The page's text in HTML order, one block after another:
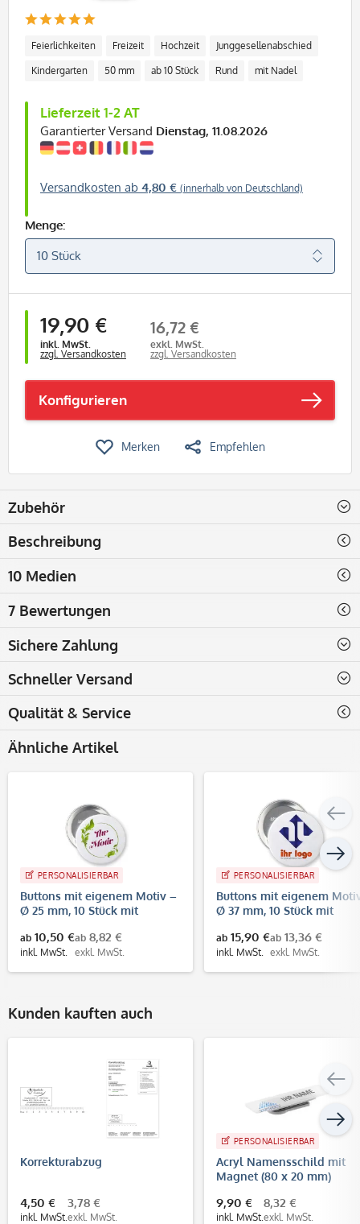
Feierlichkeiten Freizeit Hochzeit Junggesellenabschied
Kindergarten 50 mm ab 10 Stück Rund mit Nadel
Lieferzeit 1-2 AT
Garantierter Versand Dienstag, 11.08.2026
Versandkosten ab 4,80 € (innerhalb von Deutschland)
Menge:
19,90 €
inkl. MwSt.
zzgl. Versandkosten
16,72 €
exkl. MwSt.
zzgl. Versandkosten
Konfigurieren
Merken Empfehlen
Zubehör
Beschreibung
10 Medien
7 Bewertungen
Sichere Zahlung
Schneller Versand
Qualität & Service
Ähnliche Artikel
PERSONALISIERBAR
Buttons mit eigenem Motiv –
Ø 25 mm, 10 Stück mit
ab 10,50 €
inkl. MwSt.
ab 8,82 €
exkl. MwSt.
PERSONALISIERBAR
Buttons mit eigenem
Ø 37 mm, 10 Stück mit
ab 15,90 €
inkl. MwSt.
ab 13,36 €
exkl. MwSt.
Kunden kauften auch
Korrekturabzug
4,50 €
inkl. MwSt.
3,78 €
exkl. MwSt.
PERSONALISIERBAR
Acryl Namensschild mit
Magnet (80 x 20 mm)
9,90 €
inkl. MwSt.
8,32 €
exkl. MwSt.